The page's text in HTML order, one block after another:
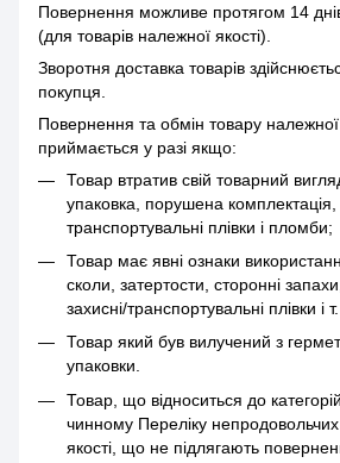
Повернення можливе протягом 14
(для товарів належної якості).
Зворотня доставка товарів
покупця.
Повернення та обмін товару належної
приймається у разі якщо:
Товар втратив свій товарний
упаковка, порушена комплектація,
транспортувальні плівки і пломби;
Товар має явні ознаки
сколи, затертости, сторонні
захисні/транспортувальні плівки і т.
Товар який був вилучений з
упаковки.
Товар, що відноситься до
чинному Переліку
якості, що не підлягають